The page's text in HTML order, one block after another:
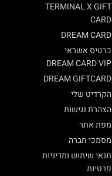
TERMINAL X GIFT
CARD
DREAM CARD
כרטיס אשראי
DREAM CARD VIP
DREAM GIFTCARD
הקרדיט שלי
הצהרת נגישות
מפת אתר
מסמכי חברה
תנאי שימוש ומדיניות
פרטיות